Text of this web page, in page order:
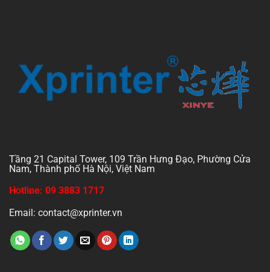
Tầng 21 Capital Tower, 109 Trần Hưng Đạo, Phường Cửa
Nam, Thành phố Hà Nội, Việt Nam
Hotline: 09 3883 1717
Email: contact@xprinter.vn